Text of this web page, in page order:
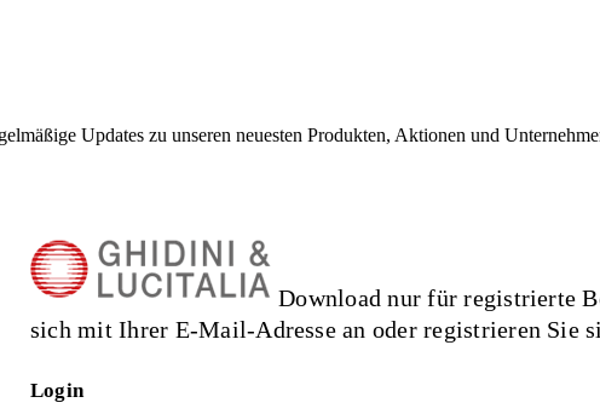
Updates zu unseren neuesten Produkten, Aktionen und
Download nur für registrierte
sich mit Ihrer E-Mail-Adresse an oder registrieren Sie
Login